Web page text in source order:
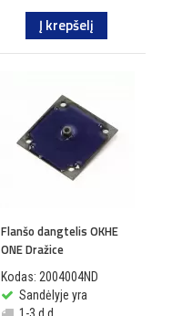
Į krepšelį
Flanšo dangtelis OKHE
ONE Dražice
Kodas: 2004004ND
Sandėlyje yra